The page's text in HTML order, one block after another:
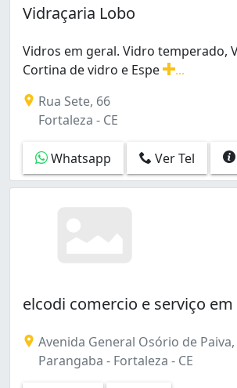
Vidraçaria Lobo
Vidros em geral. Vidro temperado,
Cortina de vidro e Espe
Rua Sete, 66
Fortaleza - CE
Whatsapp Ver Tel
elcodi comercio e serviço em
Avenida General Osório de Paiva,
Parangaba - Fortaleza - CE